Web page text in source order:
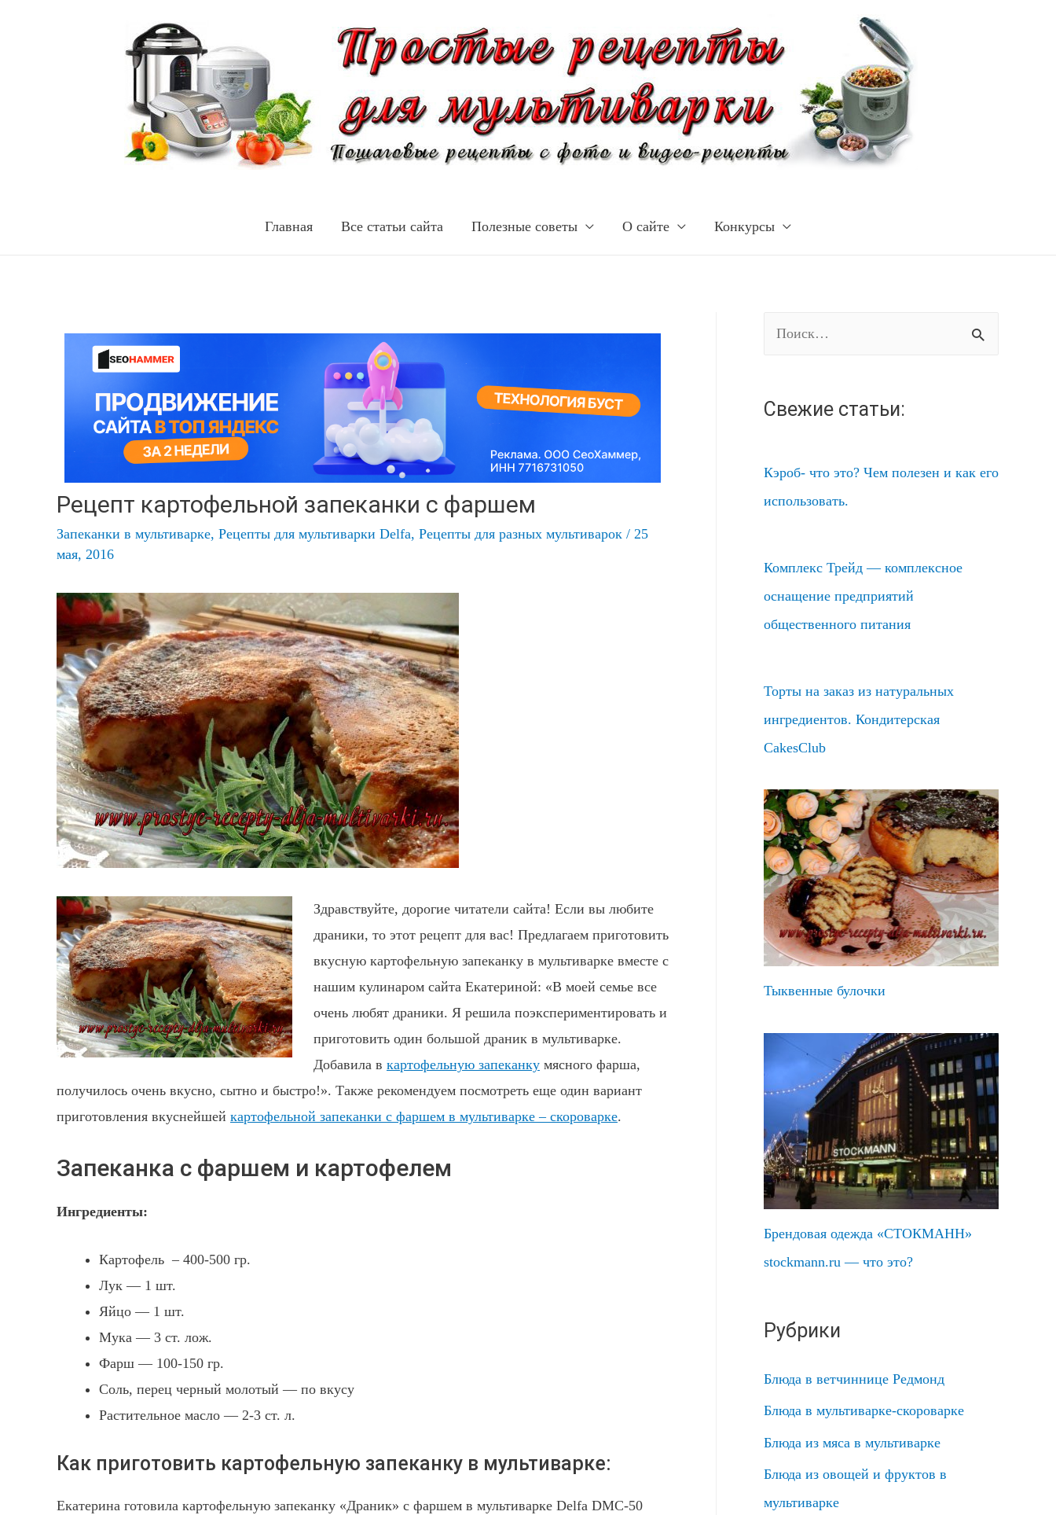
Главная Все статьи сайта Полезные советы О сайте Конкурсы
Рецепт картофельной запеканки с фаршем
Запеканки в мультиварке, Рецепты для мультиварки Delfa, Рецепты для разных мультиварок / 25
мая, 2016
Здравствуйте, дорогие читатели сайта! Если вы любите
драники, то этот рецепт для вас! Предлагаем приготовить
вкусную картофельную запеканку в мультиварке вместе с
нашим кулинаром сайта Екатериной: «В моей семье все
очень любят драники. Я решила поэкспериментировать и
приготовить один большой драник в мультиварке.
Добавила в картофельную запеканку мясного фарша,
получилось очень вкусно, сытно и быстро!». Также рекомендуем посмотреть еще один вариант
приготовления вкуснейшей картофельной запеканки с фаршем в мультиварке – скороварке.
Запеканка с фаршем и картофелем
Ингредиенты:
Картофель – 400-500 гр.
Лук — 1 шт.
Яйцо — 1 шт.
Мука — 3 ст. лож.
Фарш — 100-150 гр.
Соль, перец черный молотый — по вкусу
Растительное масло — 2-3 ст. л.
Как приготовить картофельную запеканку в мультиварке:
Екатерина готовила картофельную запеканку «Драник» с фаршем в мультиварке Delfa DMC-50
т
:
Свежие статьи:
Кэроб- что это? Чем полезен и как его
использовать.
Комплекс Трейд — комплексное
оснащение предприятий
общественного питания
Торты на заказ из натуральных
ингредиентов. Кондитерская
CakesClub
Тыквенные булочки
Брендовая одежда «СТОКМАНН»
stockmann.ru — что это?
Рубрики
Блюда в ветчиннице Редмонд
Блюда в мультиварке-скороварке
Блюда из мяса в мультиварке
Блюда из овощей и фруктов в
мультиварке